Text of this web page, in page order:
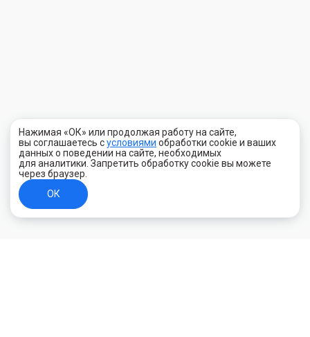
Нажимая «ОК» или продолжая работу на сайте,
вы соглашаетесь сусловиями обработки cookie и ваших
данных о поведении на сайте, необходимых
для аналитики. Запретить обработку cookie вы можете
через браузер.
ОК